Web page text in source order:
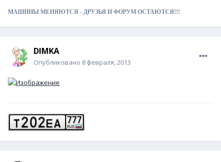
МАШИНЫ МЕНЯЮТСЯ - ДРУЗЬЯ И ФОРУМ ОСТАЮТСЯ!!!
DIМKA
Опубликовано 8 февраля, 2013